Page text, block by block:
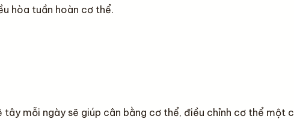
hòa tuần hoàn cơ thể.
tây mỗi ngày sẽ giúp cân bằng cơ thể, điều chỉnh cơ thể một